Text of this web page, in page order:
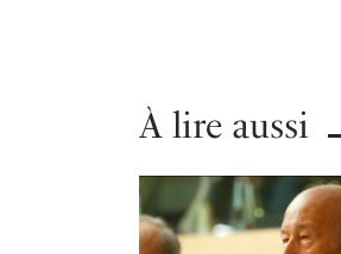
À lire aussi